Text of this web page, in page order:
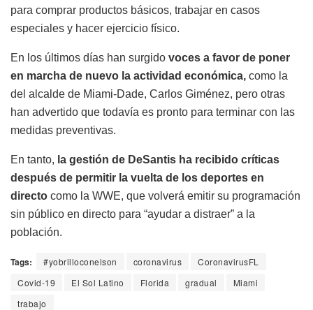
para comprar productos básicos, trabajar en casos
especiales y hacer ejercicio físico.
En los últimos días han surgido voces a favor de poner
en marcha de nuevo la actividad económica, como la
del alcalde de Miami-Dade, Carlos Giménez, pero otras
han advertido que todavía es pronto para terminar con las
medidas preventivas.
En tanto, la gestión de DeSantis ha recibido críticas
después de permitir la vuelta de los deportes en
directo como la WWE, que volverá emitir su programación
sin público en directo para “ayudar a distraer” a la
población.
Tags: #yobrilloconelson coronavirus
CoronavirusFL
Covid-19
El Sol Latino Florida gradual
Miami
trabajo